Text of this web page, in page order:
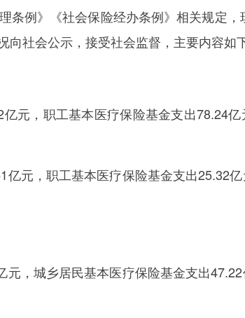
例》《社会保险经办条例》相关规定，
社会公示，接受社会监督，主要内容如
，职工基本医疗保险基金支出78.24亿
元，职工基本医疗保险基金支出25.32亿
，城乡居民基本医疗保险基金支出